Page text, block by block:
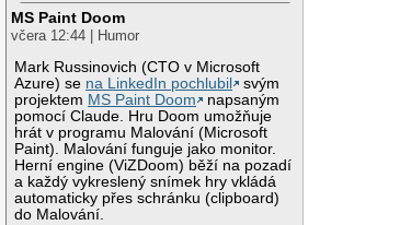
MS Paint Doom
včera 12:44 | Humor
Mark Russinovich (CTO v Microsoft
Azure) se na LinkedIn pochlubil
svým
projektem MS Paint Doom
napsaným
pomocí Claude. Hru Doom umožňuje
hrát v programu Malování (Microsoft
Paint). Malování funguje jako monitor.
Herní engine (ViZDoom) běží na pozadí
a každý vykreslený snímek hry vkládá
automaticky přes schránku (clipboard)
do Malování.